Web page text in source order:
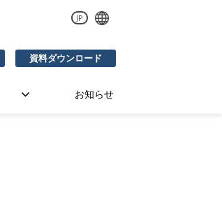
JP
資料ダウンロード
お知らせ